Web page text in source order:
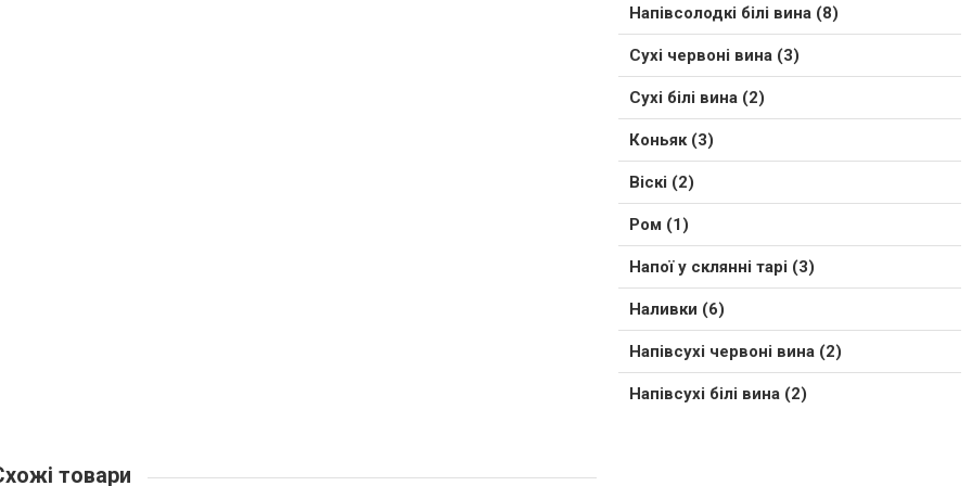
Напівсолодкі білі вина (8)
Сухі червоні вина (3)
Сухі білі вина (2)
Коньяк (3)
Віскі (2)
Ром (1)
Напої у склянні тарі (3)
Наливки (6)
Напівсухі червоні вина (2)
Напівсухі білі вина (2)
товари